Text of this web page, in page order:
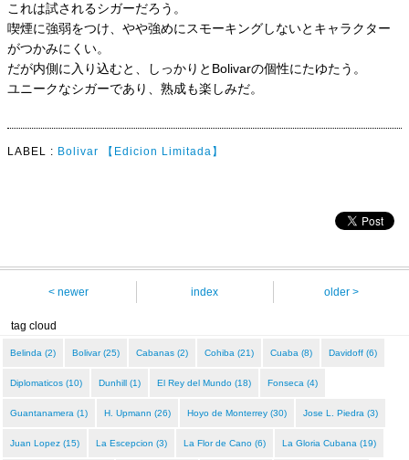
これは試されるシガーだろう。
喫煙に強弱をつけ、やや強めにスモーキングしないとキャラクター
がつかみにくい。
だが内側に入り込むと、しっかりとBolivarの個性にたゆたう。
ユニークなシガーであり、熟成も楽しみだ。
LABEL : Bolivar 【Edicion Limitada】
< newer index older >
tag cloud
Belinda (2) Bolivar (25) Cabanas (2) Cohiba (21) Cuaba (8) Davidoff (6)
Diplomaticos (10) Dunhill (1) El Rey del Mundo (18) Fonseca (4)
Guantanamera (1) H. Upmann (26) Hoyo de Monterrey (30) Jose L. Piedra (3)
Juan Lopez (15) La Escepcion (3) La Flor de Cano (6) La Gloria Cubana (19)